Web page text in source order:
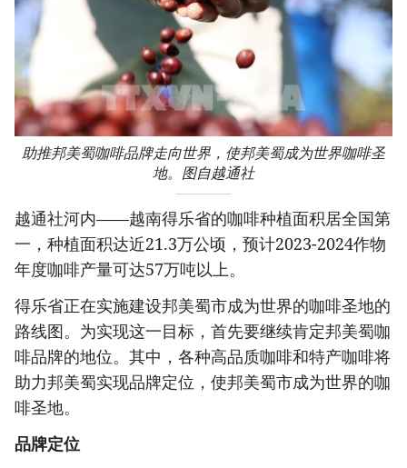
助推邦美蜀咖啡品牌走向世界，使邦美蜀成为世界咖啡圣
地。图自越通社
越通社河内——越南得乐省的咖啡种植面积居全国第
一，种植面积达近21.3万公顷，预计2023-2024作物
年度咖啡产量可达57万吨以上。
得乐省正在实施建设邦美蜀市成为世界的咖啡圣地的
路线图。为实现这一目标，首先要继续肯定邦美蜀咖
啡品牌的地位。其中，各种高品质咖啡和特产咖啡将
助力邦美蜀实现品牌定位，使邦美蜀市成为世界的咖
啡圣地。
品牌定位